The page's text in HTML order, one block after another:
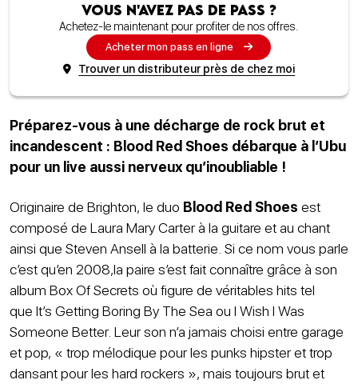
Vous n'avez pas de pass ?
Achetez-le maintenant pour profiter de nos offres.
Acheter mon pass en ligne
Trouver un distributeur près de chez moi
Préparez-vous à une décharge de rock brut et
incandescent : Blood Red Shoes débarque à l’Ubu
pour un live aussi nerveux qu’inoubliable !
Originaire de Brighton, le duo Blood Red Shoes est
composé de Laura Mary Carter à la guitare et au chant
ainsi que Steven Ansell à la batterie. Si ce nom vous parle
c’est qu’en 2008,la paire s’est fait connaître grâce à son
album Box Of Secrets où figure de véritables hits tel
que It’s Getting Boring By The Sea ou I Wish I Was
Someone Better. Leur son n’a jamais choisi entre garage
et pop, « trop mélodique pour les punks hipster et trop
dansant pour les hard rockers », mais toujours brut et